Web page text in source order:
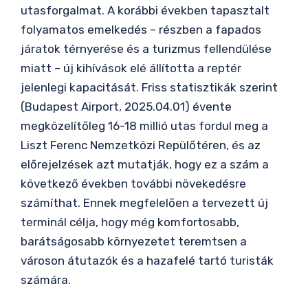
utasforgalmat. A korábbi években tapasztalt
folyamatos emelkedés – részben a fapados
járatok térnyerése és a turizmus fellendülése
miatt – új kihívások elé állította a reptér
jelenlegi kapacitását. Friss statisztikák szerint
(Budapest Airport, 2025.04.01) évente
megközelítőleg 16-18 millió utas fordul meg a
Liszt Ferenc Nemzetközi Repülőtéren, és az
előrejelzések azt mutatják, hogy ez a szám a
következő években további növekedésre
számíthat. Ennek megfelelően a tervezett új
terminál célja, hogy még komfortosabb,
barátságosabb környezetet teremtsen a
városon átutazók és a hazafelé tartó turisták
számára.